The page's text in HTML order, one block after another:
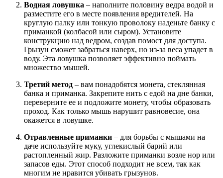
Водная ловушка – наполните половину ведра водой и
разместите его в месте появления вредителей. На
круглую палку или тонкую проволоку наденьте банку с
приманкой (колбасой или сыром). Установите
конструкцию над ведром, создав помост для доступа.
Грызун сможет забраться наверх, но из-за веса упадет в
воду. Эта ловушка позволяет эффективно поймать
множество мышей.
Третий метод – вам понадобятся монета, стеклянная
банка и приманка. Закрепите нить с едой на дне банки,
переверните ее и подложите монету, чтобы образовать
проход. Как только мышь нарушит равновесие, она
окажется в ловушке.
Отравленные приманки – для борьбы с мышами на
даче используйте муку, углекислый барий или
растопленный жир. Разложите приманки возле нор или
запасов еды. Этот способ подходит не всем, так как
многим не нравится убивать грызунов.